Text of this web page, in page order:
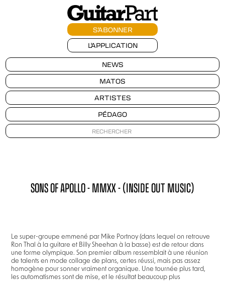
S'ABONNER
L'APPLICATION
NEWS
MATOS
ARTISTES
PÉDAGO
SONS OF APOLLO - MMXX - (INSIDE OUT MUSIC)
Le super-groupe emmené par Mike Portnoy (dans lequel on retrouve
Ron Thal à la guitare et Billy Sheehan à la basse) est de retour dans
une forme olympique. Son premier album ressemblait à une réunion
de talents en mode collage de plans, certes réussi, mais pas assez
homogène pour sonner vraiment organique. Une tournée plus tard,
les automatismes sont de mise, et le résultat beaucoup plus